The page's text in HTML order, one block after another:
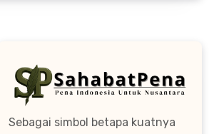
Sebagai simbol betapa kuatnya